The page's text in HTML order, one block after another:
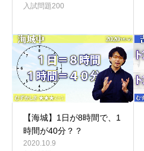
入試問題200
【海城】1日が8時間で、1
時間が40分？？
2020.10.9